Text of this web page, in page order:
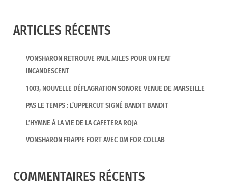
ARTICLES RÉCENTS
VONSHARON RETROUVE PAUL MILES POUR UN FEAT
INCANDESCENT
1003, NOUVELLE DÉFLAGRATION SONORE VENUE DE MARSEILLE
PAS LE TEMPS : L’UPPERCUT SIGNÉ BANDIT BANDIT
L’HYMNE À LA VIE DE LA CAFETERA ROJA
VONSHARON FRAPPE FORT AVEC DM FOR COLLAB
COMMENTAIRES RÉCENTS